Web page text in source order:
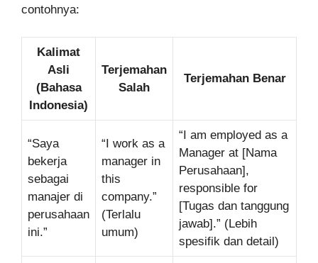
contohnya:
Kalimat
Asli
(Bahasa
Indonesia)
Terjemahan
Salah
Terjemahan Benar
“Saya
bekerja
sebagai
manajer di
perusahaan
ini.”
“I work as a
manager in
this
company.”
(Terlalu
umum)
“I am employed as a
Manager at [Nama
Perusahaan],
responsible for
[Tugas dan tanggung
jawab].” (Lebih
spesifik dan detail)